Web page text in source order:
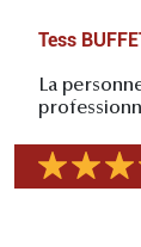
Tess
La